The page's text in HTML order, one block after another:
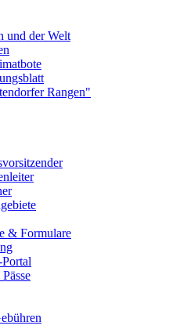
und der Welt
Rangen"
& Formulare